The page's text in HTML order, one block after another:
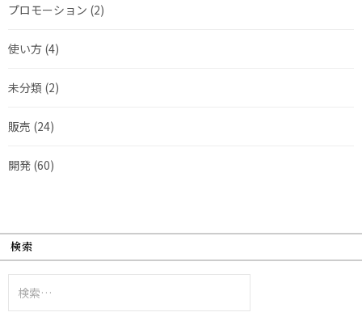
プロモーション (2)
使い方 (4)
未分類 (2)
販売 (24)
開発 (60)
検索
索: